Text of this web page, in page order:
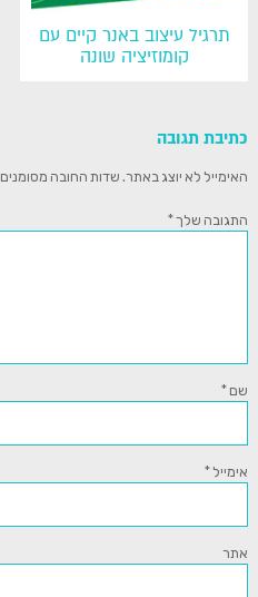
תרגיל עיצוב באנר קיים עם
קומוזיציה שונה
כתיבת תגובה
האימייל לא יוצג באתר.שדות החובה מסומנים
התגובה שלך*
שם*
אימייל*
אתר